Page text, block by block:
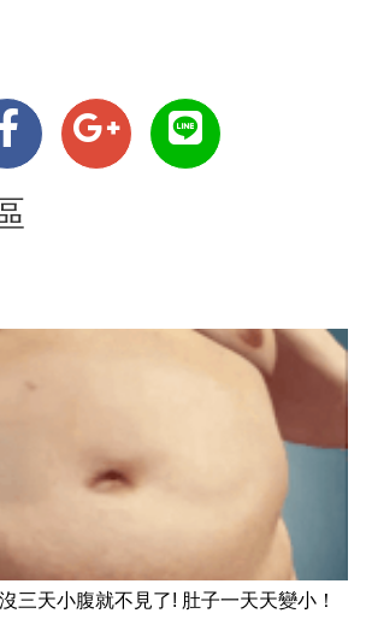
三天小腹就不見了! 肚子一天天變小！